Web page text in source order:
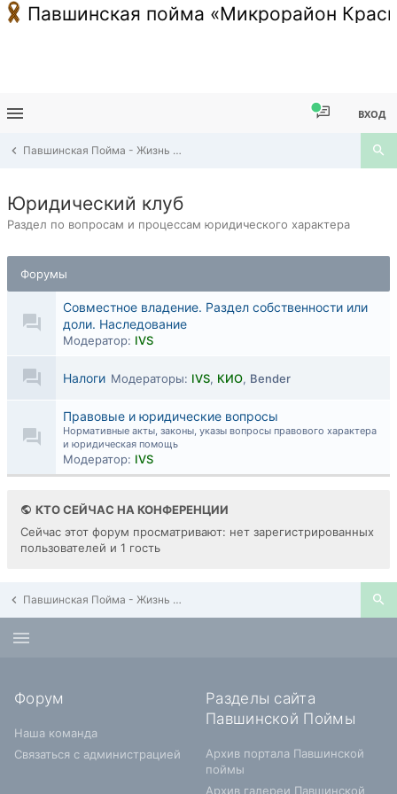
Павшинская пойма «Микрорайон
ВХОД
Павшинская Пойма - Жизнь в районе
Юридический клуб
Раздел по вопросам и процессам юридического характера
Форумы
Совместное владение. Раздел собственности или
доли. Наследование
Модератор: IVS
Налоги Модераторы: IVS, КИО, Bender
Правовые и юридические вопросы
Нормативные акты, законы, указы вопросы правового характера
и юридическая помощь
Модератор: IVS
КТО СЕЙЧАС НА КОНФЕРЕНЦИИ
Сейчас этот форум просматривают: нет зарегистрированных
пользователей и 1 гость
Павшинская Пойма - Жизнь в районе
Форум
Наша команда
Связаться с администрацией
Разделы сайта
Павшинской Поймы
Архив портала Павшинской
поймы
Архив галереи Павшинской